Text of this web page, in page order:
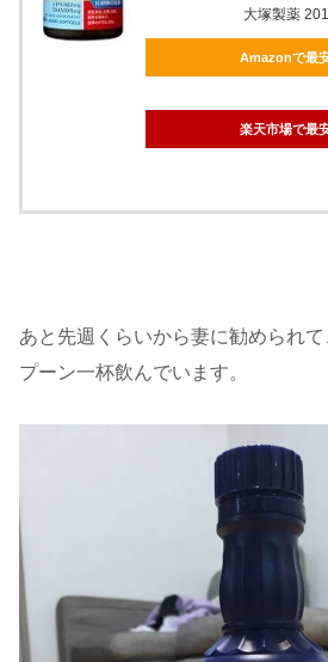
大塚製薬
Amazonで最
楽天市場で最
あと先週くらいから妻に勧められ
プーン一杯飲んでいます。